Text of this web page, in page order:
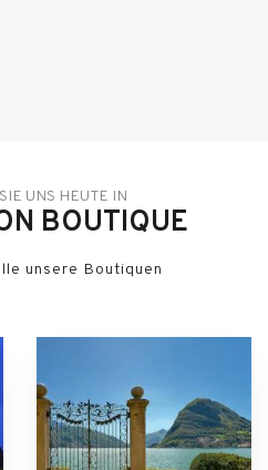
UNS HEUTE IN
BOUTIQUE
unsere Boutiquen